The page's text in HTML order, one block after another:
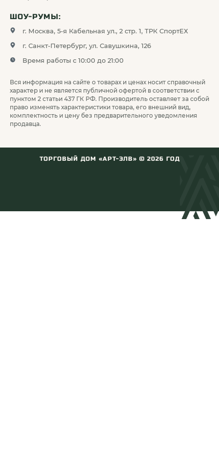
ШОУ-РУМЫ:
г. Москва, 5-я Кабельная ул., 2 стр. 1, ТРК СпортЕХ
г. Санкт-Петербург, ул. Савушкина, 126
Время работы с 10:00 до 21:00
Вся информация на сайте о товарах и ценах носит справочный
характер и не является публичной офертой в соответствии с
пунктом 2 статьи 437 ГК РФ. Производитель оставляет за собой
право изменять характеристики товара, его внешний вид,
комплектность и цену без предварительного уведомления
продавца.
ТОРГОВЫЙ ДОМ «АРТ-ЭЛВ» © 2026 ГОД